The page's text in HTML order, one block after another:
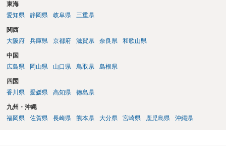
東海
愛知県
静岡県 岐阜県 三重県
関西
大阪府
兵庫県 京都府 滋賀県 奈良県 和歌山県
中国
広島県
岡山県 山口県 鳥取県 島根県
四国
香川県
愛媛県 高知県 徳島県
九州・沖縄
福岡県
佐賀県 長崎県 熊本県 大分県 宮崎県 鹿児島県 沖縄県